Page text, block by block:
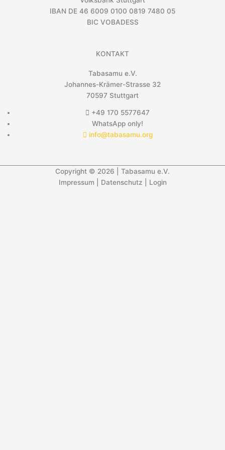
IBAN DE 46 6009 0100 0819 7480 05
BIC VOBADESS
KONTAKT
Tabasamu e.V.
Johannes-Krämer-Strasse 32
70597 Stuttgart
+49 170 5577647
WhatsApp only!
info@tabasamu.org
Copyright © 2026 | Tabasamu e.V.
Impressum
Datenschutz Login